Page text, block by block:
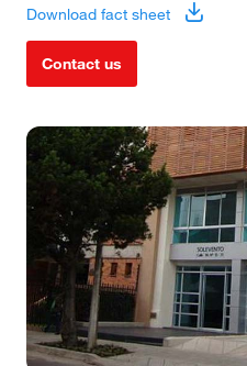
Download fact sheet
Contact us